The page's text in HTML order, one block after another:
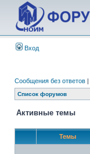
Вход
Сообщения без ответов |
Список форумов
Активные темы
Темы